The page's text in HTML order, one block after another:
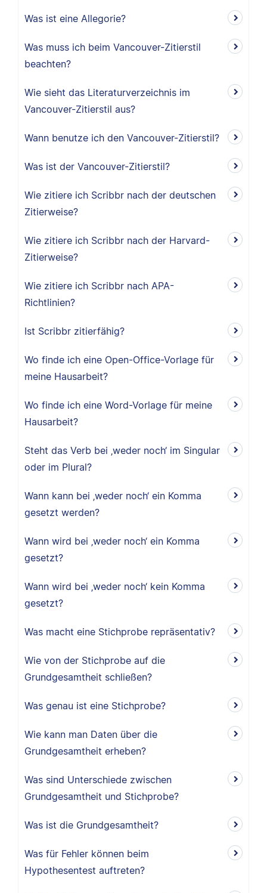
Was ist eine Allegorie?
Was muss ich beim Vancouver-Zitierstil
beachten?
Wie sieht das Literaturverzeichnis im
Vancouver-Zitierstil aus?
Wann benutze ich den Vancouver-Zitierstil?
Was ist der Vancouver-Zitierstil?
Wie zitiere ich Scribbr nach der deutschen
Zitierweise?
Wie zitiere ich Scribbr nach der Harvard-
Zitierweise?
Wie zitiere ich Scribbr nach APA-
Richtlinien?
Ist Scribbr zitierfähig?
Wo finde ich eine Open-Office-Vorlage für
meine Hausarbeit?
Wo finde ich eine Word-Vorlage für meine
Hausarbeit?
Steht das Verb bei ‚weder noch‘ im Singular
oder im Plural?
Wann kann bei ‚weder noch‘ ein Komma
gesetzt werden?
Wann wird bei ‚weder noch‘ ein Komma
gesetzt?
Wann wird bei ‚weder noch‘ kein Komma
gesetzt?
Was macht eine Stichprobe repräsentativ?
Wie von der Stichprobe auf die
Grundgesamtheit schließen?
Was genau ist eine Stichprobe?
Wie kann man Daten über die
Grundgesamtheit erheben?
Was sind Unterschiede zwischen
Grundgesamtheit und Stichprobe?
Was ist die Grundgesamtheit?
Was für Fehler können beim
Hypothesentest auftreten?